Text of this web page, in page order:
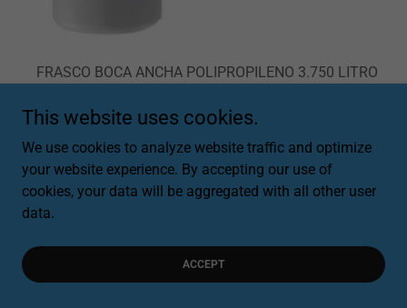
FRASCO BOCA ANCHA POLIPROPILENO 3.750 LITRO
CÓDIGO BLANCO:101407
This website uses cookies.
We use cookies to analyze website traffic and optimize
your website experience. By accepting our use of
cookies, your data will be aggregated with all other user
data.
ACCEPT